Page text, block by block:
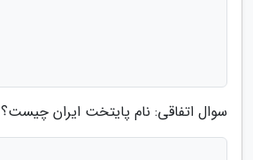
سوال اتفاقی: نام پایتخت ایران چیست؟